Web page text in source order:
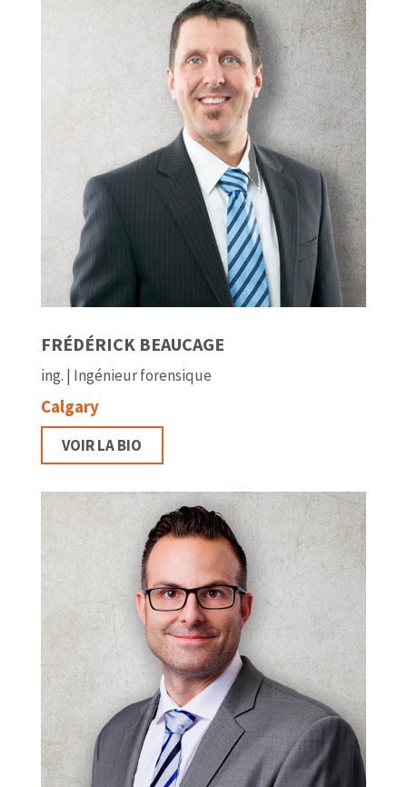
FRÉDÉRICK BEAUCAGE
ing. | Ingénieur forensique
Calgary
VOIR LA BIO